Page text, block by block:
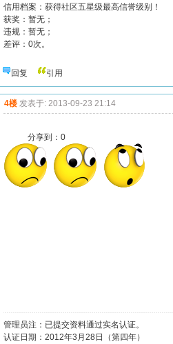
信用档案：获得社区五星级最高信誉级别！
获奖：暂无；
违规：暂无；
差评：0次。
回复 引用
4楼 发表于: 2013-09-23 21:14
分享到： 0
管理员注：已提交资料通过实名认证。
认证日期：2012年3月28日（第四年）